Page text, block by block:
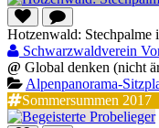
Hotzenwald: Stechpalme
Schwarzwaldverein
@ Global denken (nicht
Alpenpanorama-
Sommersummen 2017